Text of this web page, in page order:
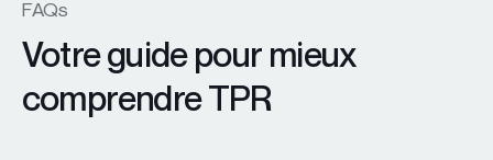
FAQs
Votre guide pour mieux
comprendre TPR